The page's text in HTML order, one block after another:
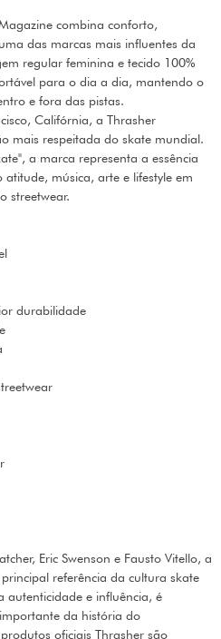
combina conforto,
das marcas mais influentes da
regular feminina e tecido 100%
para o dia a dia, mantendo o
e fora das pistas.
Califórnia, a Thrasher
mais respeitada do skate mundial.
a marca representa a essência
música, arte e lifestyle em
streetwear.
durabilidade
Eric Swenson e Fausto Vitello, a
referência da cultura skate
autenticidade e influência, é
da história do
oficiais Thrasher são